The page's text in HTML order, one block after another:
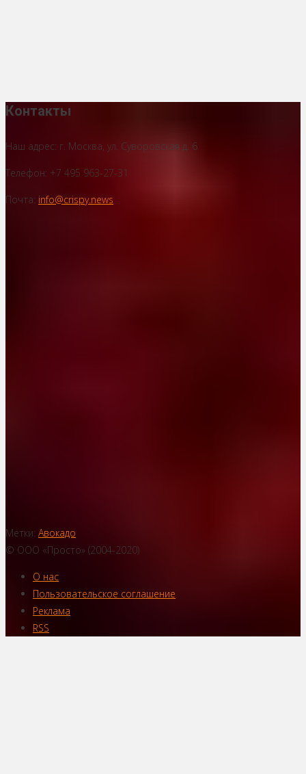
Контакты
Наш адрес: г. Москва, ул. Суворовская д. 6
Телефон: +7 495 963-27-31
Почта: info@crispy.news
Метки: Авокадо
© ООО «Просто» (2004-2020)
О нас
Пользовательское соглашение
Реклама
RSS